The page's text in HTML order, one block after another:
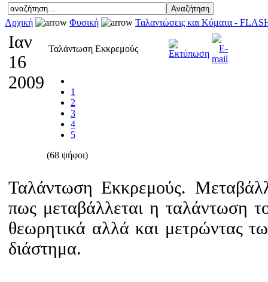
Αρχική Φυσική Ταλαντώσεις και Κύματα -
Ιαν
16
2009
Ταλάντωση Εκκρεμούς
1
2
3
4
5
(68 ψήφοι)
Ταλάντωση Εκκρεμούς.
πως μεταβάλλεται η ταλάντωση
θεωρητικά αλλά και μετρώντας
διάστημα.